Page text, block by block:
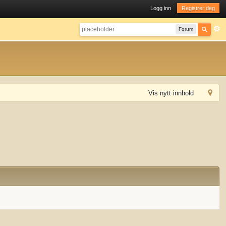
Logg inn Registrer deg
Forum
Vis nytt innhold